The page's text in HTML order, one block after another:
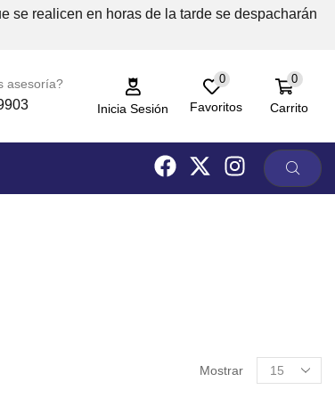
se realicen en horas de la tarde se despacharán
asesoría?
Inicia Sesión
0
Favoritos
0
Carrito
Mostrar